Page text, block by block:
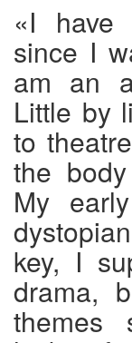
«I have
since I
am an
Little by
to
the
My
key, I
drama,
themes